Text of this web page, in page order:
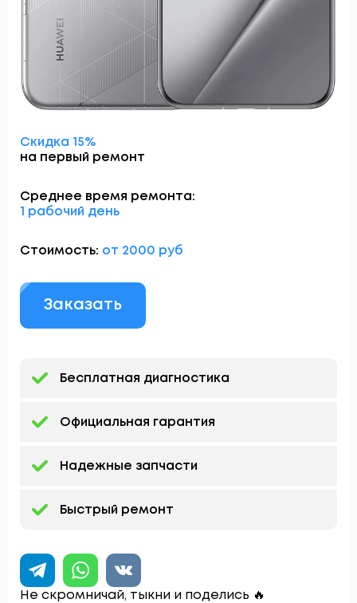
Скидка 15%
на первый ремонт
Среднее время ремонта:
1 рабочий день
Стоимость: от 2000 руб
Заказать
Бесплатная диагностика
Официальная гарантия
Надежные запчасти
Быстрый ремонт
Не скромничай, тыкни и поделись 🔥